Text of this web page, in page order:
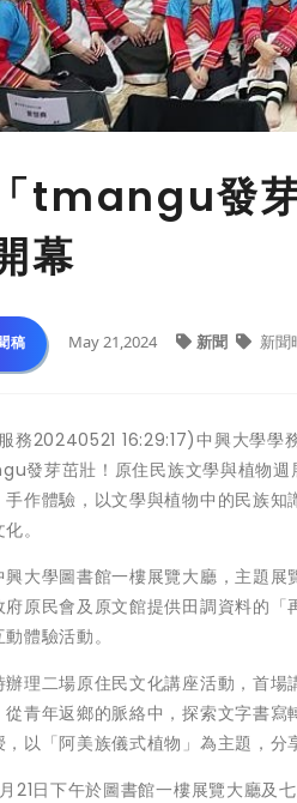
tmangu發
幕
稿 May 21,2024 新聞 新聞
務20240521 16:29:17)中興大學學
發芽茁壯！原住民族文學與植物
手作體驗，以文學與植物中的民族
。
大學圖書館一樓展覽大廳，主題
府原民會及原文館提供田調資料的
體驗活動。
辦理二場原住民文化講座活動，首
青年返鄉的脈絡中，探索文字書
以「阿美族儀式植物」為主題，
21日下午於圖書館一樓展覽大廳及